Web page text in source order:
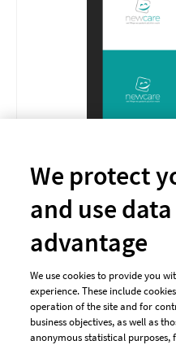
#176 Logo-Design von
We protect
and use
advantage
We use cookies to provide you
experience. These include
operation of the site and for
business objectives, as well as
anonymous statistical purposes,